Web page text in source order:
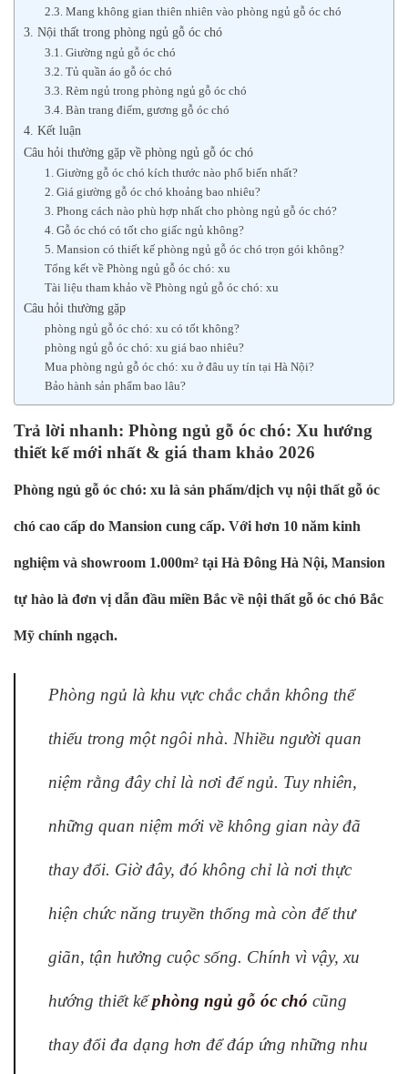
2.3. Mang không gian thiên nhiên vào phòng ngủ gỗ óc chó
3. Nội thất trong phòng ngủ gỗ óc chó
3.1. Giường ngủ gỗ óc chó
3.2. Tủ quần áo gỗ óc chó
3.3. Rèm ngủ trong phòng ngủ gỗ óc chó
3.4. Bàn trang điểm, gương gỗ óc chó
4. Kết luận
Câu hỏi thường gặp về phòng ngủ gỗ óc chó
1. Giường gỗ óc chó kích thước nào phổ biến nhất?
2. Giá giường gỗ óc chó khoảng bao nhiêu?
3. Phong cách nào phù hợp nhất cho phòng ngủ gỗ óc chó?
4. Gỗ óc chó có tốt cho giấc ngủ không?
5. Mansion có thiết kế phòng ngủ gỗ óc chó trọn gói không?
Tổng kết về Phòng ngủ gỗ óc chó: xu
Tài liệu tham khảo về Phòng ngủ gỗ óc chó: xu
Câu hỏi thường gặp
phòng ngủ gỗ óc chó: xu có tốt không?
phòng ngủ gỗ óc chó: xu giá bao nhiêu?
Mua phòng ngủ gỗ óc chó: xu ở đâu uy tín tại Hà Nội?
Bảo hành sản phẩm bao lâu?
Trả lời nhanh: Phòng ngủ gỗ óc chó: Xu hướng
thiết kế mới nhất & giá tham khảo 2026
Phòng ngủ gỗ óc chó: xu là sản phẩm/dịch vụ nội thất gỗ óc
chó cao cấp do Mansion cung cấp. Với hơn 10 năm kinh
nghiệm và showroom 1.000m² tại Hà Đông Hà Nội, Mansion
tự hào là đơn vị dẫn đầu miền Bắc về nội thất gỗ óc chó Bắc
Mỹ chính ngạch.
Phòng ngủ là khu vực chắc chắn không thể
thiếu trong một ngôi nhà. Nhiều người quan
niệm rằng đây chỉ là nơi để ngủ. Tuy nhiên,
những quan niệm mới về không gian này đã
thay đổi. Giờ đây, đó không chỉ là nơi thực
hiện chức năng truyền thống mà còn để thư
giãn, tận hưởng cuộc sống. Chính vì vậy, xu
hướng thiết kếphòng ngủ gỗ óc chó cũng
thay đổi đa dạng hơn để đáp ứng những nhu